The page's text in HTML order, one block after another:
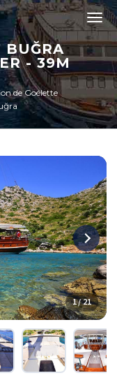
BUĞRA
- 39M
de Goélette
1 / 21